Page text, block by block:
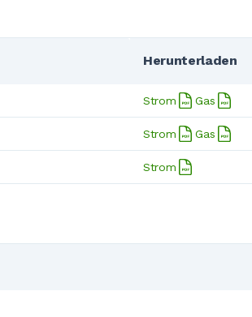
Herunterladen
Strom Gas
Strom Gas
Strom